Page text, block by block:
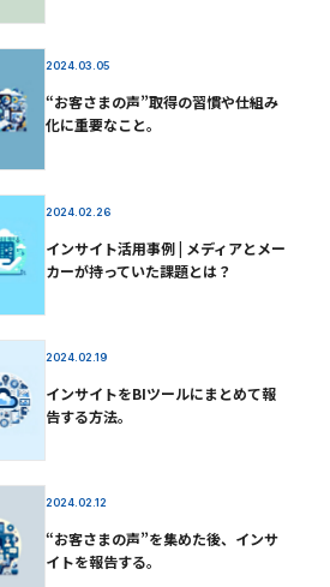
2024.03.05
“お客さまの声”取得の習慣や仕組み
化に重要なこと。
2024.02.26
インサイト活用事例 | メディアとメー
カーが持っていた課題とは？
2024.02.19
インサイトをBIツールにまとめて報
告する方法。
2024.02.12
“お客さまの声”を集めた後、インサ
イトを報告する。